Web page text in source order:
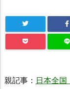
親記事： 日本全